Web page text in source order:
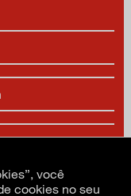
& culture
você
cookies no seu